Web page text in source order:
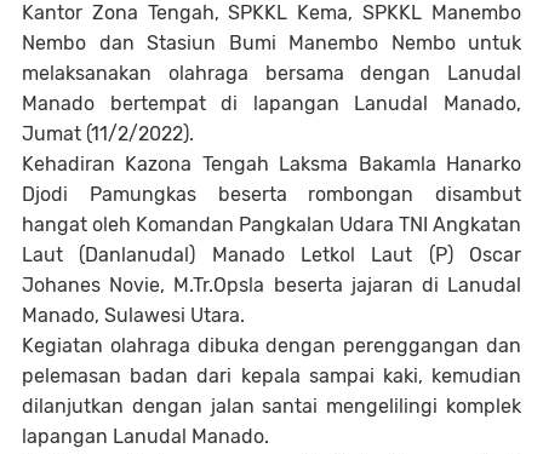
Kantor Zona Tengah, SPKKL Kema, SPKKL Manembo
Nembo dan Stasiun Bumi Manembo Nembo untuk
melaksanakan olahraga bersama dengan Lanudal
Manado bertempat di lapangan Lanudal Manado,
Jumat (11/2/2022).
Kehadiran Kazona Tengah Laksma Bakamla Hanarko
Djodi Pamungkas beserta rombongan disambut
hangat oleh Komandan Pangkalan Udara TNI Angkatan
Laut (Danlanudal) Manado Letkol Laut (P) Oscar
Johanes Novie, M.Tr.Opsla beserta jajaran di Lanudal
Manado, Sulawesi Utara.
Kegiatan olahraga dibuka dengan perenggangan dan
pelemasan badan dari kepala sampai kaki, kemudian
dilanjutkan dengan jalan santai mengelilingi komplek
lapangan Lanudal Manado.